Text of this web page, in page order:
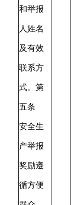
和举报
人姓名
及有效
联系方
式。 第
五条
安全生
产举报
奖励遵
循方便